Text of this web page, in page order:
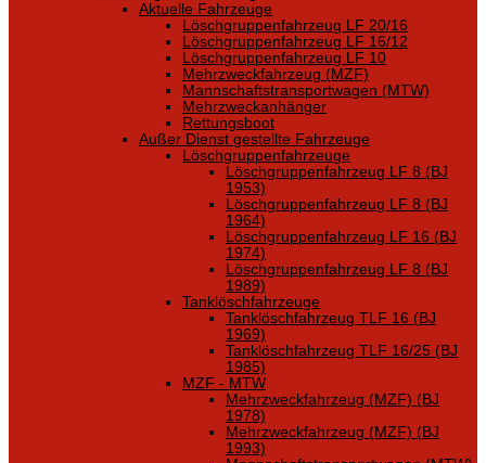
Aktuelle Fahrzeuge
Löschgruppenfahrzeug LF 20/16
Löschgruppenfahrzeug LF 16/12
Löschgruppenfahrzeug LF 10
Mehrzweckfahrzeug (MZF)
Mannschaftstransportwagen (MTW)
Mehrzweckanhänger
Rettungsboot
Außer Dienst gestellte Fahrzeuge
Löschgruppenfahrzeuge
Löschgruppenfahrzeug LF 8 (BJ
1953)
Löschgruppenfahrzeug LF 8 (BJ
1964)
Löschgruppenfahrzeug LF 16 (BJ
1974)
Löschgruppenfahrzeug LF 8 (BJ
1989)
Tanklöschfahrzeuge
Tanklöschfahrzeug TLF 16 (BJ
1969)
Tanklöschfahrzeug TLF 16/25 (BJ
1985)
MZF - MTW
Mehrzweckfahrzeug (MZF) (BJ
1978)
Mehrzweckfahrzeug (MZF) (BJ
1993)